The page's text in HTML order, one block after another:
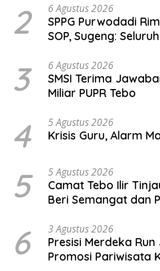
2 6 Agustus 2026
SPPG Purwodadi
SOP, Sugeng:
3 6 Agustus 2026
SMSI Terima
Miliar PUPR Tebo
4 5 Agustus 2026
Krisis Guru, Alarm
5 5 Agustus 2026
Camat Tebo Ilir
Beri Semangat dan
6 3 Agustus 2026
Presisi Merdeka
Promosi Pariwisata